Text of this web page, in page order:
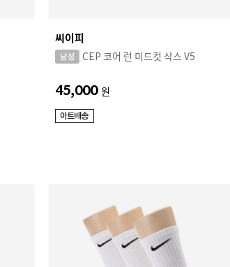
씨이피
CEP 코어 런 미드컷 삭스 V5
45,000 원